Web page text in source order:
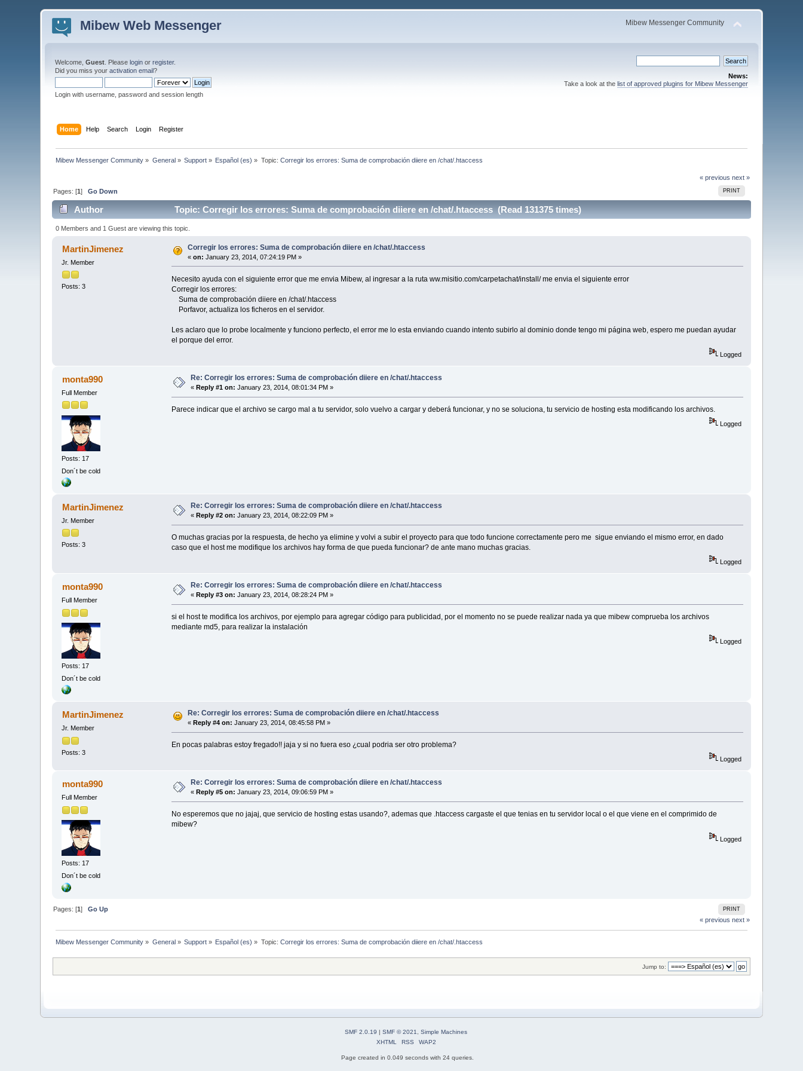
Mibew Web Messenger Mibew Messenger Community
Welcome,Guest . Pleaselogin orregister.
Did you miss youractivation email?
Login with username, password and session length
News:
Take a look at the list of approved plugins for Mibew Messenger
Home Help Search Login Register
Mibew Messenger Community » General» Support » Español (es) » Topic: Corregir los errores: Suma de comprobación diiere en /chat/.htaccess
« previous next »
PRINT
Pages: [1]Go Down
Author Topic: Corregir los errores: Suma de comprobación diiere en /chat/.htaccess (Read 131375 times)
0 Members and 1 Guest are viewing this topic.
MartinJimenez
Jr. Member
Posts: 3
Corregir los errores: Suma de comprobación diiere en /chat/.htaccess
«on: January 23, 2014, 07:24:19 PM »
Necesito ayuda con el siguiente error que me envia Mibew, al ingresar a la ruta ww.misitio.com/carpetachat/install/ me envia el siguiente error
Corregir los errores:
Suma de comprobación diiere en /chat/.htaccess
Porfavor, actualiza los ficheros en el servidor.
Les aclaro que lo probe localmente y funciono perfecto, el error me lo esta enviando cuando intento subirlo al dominio donde tengo mi página web, espero me puedan ayudar
el porque del error.
Logged
monta990
Full Member
Posts: 17
Don´t be cold
Re: Corregir los errores: Suma de comprobación diiere en /chat/.htaccess
«Reply #1 on: January 23, 2014, 08:01:34 PM »
Parece indicar que el archivo se cargo mal a tu servidor, solo vuelvo a cargar y deberá funcionar, y no se soluciona, tu servicio de hosting esta modificando los archivos.
Logged
MartinJimenez
Jr. Member
Posts: 3
Re: Corregir los errores: Suma de comprobación diiere en /chat/.htaccess
«Reply #2 on: January 23, 2014, 08:22:09 PM »
O muchas gracias por la respuesta, de hecho ya elimine y volvi a subir el proyecto para que todo funcione correctamente pero me sigue enviando el mismo error, en dado
caso que el host me modifique los archivos hay forma de que pueda funcionar? de ante mano muchas gracias.
Logged
monta990
Full Member
Posts: 17
Don´t be cold
Re: Corregir los errores: Suma de comprobación diiere en /chat/.htaccess
« Reply #3 on: January 23, 2014, 08:28:24 PM »
si el host te modifica los archivos, por ejemplo para agregar código para publicidad, por el momento no se puede realizar nada ya que mibew comprueba los archivos
mediante md5, para realizar la instalación
Logged
MartinJimenez
Jr. Member
Posts: 3
Re: Corregir los errores: Suma de comprobación diiere en /chat/.htaccess
« Reply #4 on: January 23, 2014, 08:45:58 PM »
En pocas palabras estoy fregado!! jaja y si no fuera eso ¿cual podria ser otro problema?
Logged
monta990
Full Member
Posts: 17
Don´t be cold
Re: Corregir los errores: Suma de comprobación diiere en /chat/.htaccess
« Reply #5 on: January 23, 2014, 09:06:59 PM »
No esperemos que no jajaj, que servicio de hosting estas usando?, ademas que .htaccess cargaste el que tenias en tu servidor local o el que viene en el comprimido de
mibew?
Logged
PRINT
Pages: [1]Go Up
« previous next »
Mibew Messenger Community » General » Support » Español (es) » Topic: Corregir los errores: Suma de comprobación diiere en /chat/.htaccess
Jump to:
SMF 2.0.19 SMF © 2021, Simple Machines
XHTML
RSS WAP2
Page created in 0.049 seconds with 24 queries.